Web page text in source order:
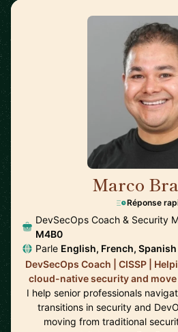
Marco
Réponse
DevSecOps Coach & Security
M4B0
Parle English, French, Spanish
DevSecOps Coach | CISSP |
cloud-native security and
I help senior professionals
transitions in security and
moving from traditional